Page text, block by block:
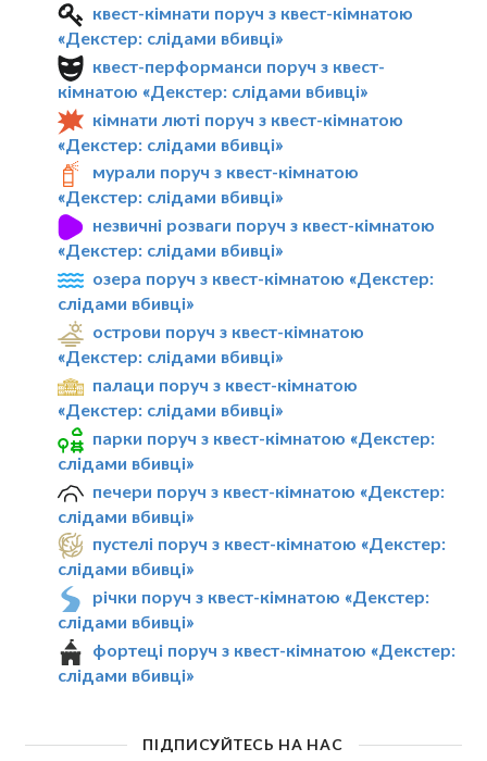
квест-кімнати поруч з квест-кімнатою
«Декстер: слідами вбивці»
квест-перформанси поруч з квест-
кімнатою «Декстер: слідами вбивці»
кімнати люті поруч з квест-кімнатою
«Декстер: слідами вбивці»
мурали поруч з квест-кімнатою
«Декстер: слідами вбивці»
незвичні розваги поруч з квест-кімнатою
«Декстер: слідами вбивці»
озера поруч з квест-кімнатою «Декстер:
слідами вбивці»
острови поруч з квест-кімнатою
«Декстер: слідами вбивці»
палаци поруч з квест-кімнатою
«Декстер: слідами вбивці»
парки поруч з квест-кімнатою «Декстер:
слідами вбивці»
печери поруч з квест-кімнатою «Декстер:
слідами вбивці»
пустелі поруч з квест-кімнатою «Декстер:
слідами вбивці»
річки поруч з квест-кімнатою «Декстер:
слідами вбивці»
фортеці поруч з квест-кімнатою «Декстер:
слідами вбивці»
ПІДПИСУЙТЕСЬ НА НАС